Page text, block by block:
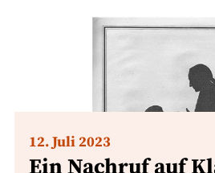
12. Juli 2023
Ein Nachruf auf